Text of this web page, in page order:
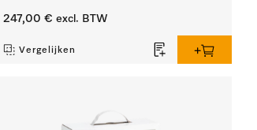
247,00 € excl. BTW
Vergelijken